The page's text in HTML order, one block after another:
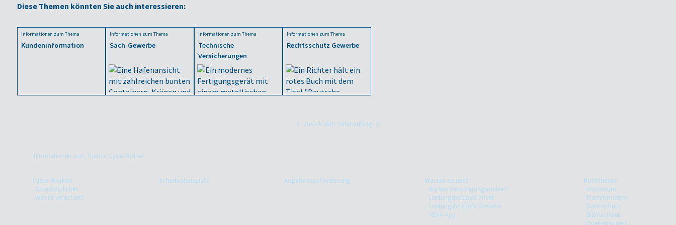
Diese Themen könnten Sie auch interessieren:
Informationen zum Thema
Kundeninformation
Informationen zum Thema
Sach-Gewerbe
Informationen zum Thema
Technische
Versicherungen
Informationen zum Thema
Rechtsschutz Gewerbe
zurück zum Seitenanfang
Informationen zum Thema: Cyber-Risiken
Cyber-Risiken
Grundsätzliches
Was ist versichert?
Schadenbeispiele Angebotsanforderung
Warum zu uns?
Warum Versicherungsmakler?
Leistungsbeispiele Privat
Leistungsbeispiele Gewerbe
VEMA-App
Rechtliches
Impressum
Erstinformation
Datenschutz
Bildnachweis
Quellenhinweis